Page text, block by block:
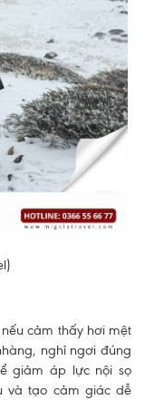
cảm thấy hơi mệt
nghỉ ngơi đúng
giảm áp lực nội sọ
và tạo cảm giác dễ